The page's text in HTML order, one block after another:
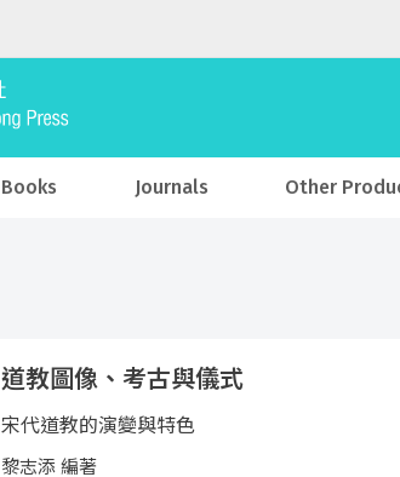
Books Journals Other
道教圖像、考古與儀式
宋代道教的演變與特色
黎志添 編著